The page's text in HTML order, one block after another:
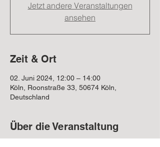
Jetzt andere Veranstaltungen
ansehen
Zeit & Ort
02. Juni 2024, 12:00 – 14:00
Köln, Roonstraße 33, 50674 Köln,
Deutschland
Über die Veranstaltung